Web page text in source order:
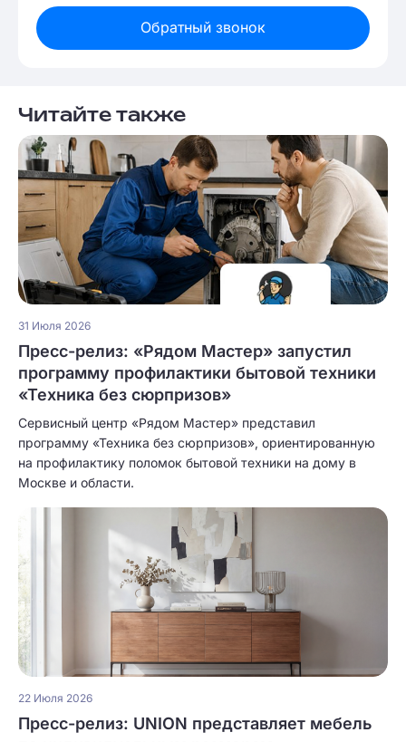
Обратный звонок
Читайте также
31 Июля 2026
Пресс-релиз: «Рядом Мастер» запустил
программу профилактики бытовой техники
«Техника без сюрпризов»
Сервисный центр «Рядом Мастер» представил
программу «Техника без сюрпризов», ориентированную
на профилактику поломок бытовой техники на дому в
Москве и области.
22 Июля 2026
Пресс-релиз: UNION представляет мебель